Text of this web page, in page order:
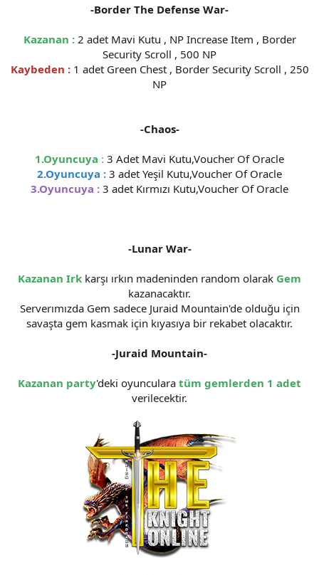
-Border The Defense War-
Kazanan :2 adet Mavi Kutu , NP Increase Item , Border
Security Scroll , 500 NP
Kaybeden :1 adet Green Chest , Border Security Scroll , 250
NP
-Chaos-
1.Oyuncuya : 3 Adet Mavi Kutu,Voucher Of Oracle
2.Oyuncuya : 3 adet Yeşil Kutu,Voucher Of Oracle
3.Oyuncuya : 3 adet Kırmızı Kutu,Voucher Of Oracle
-Lunar War-
Kazanan Irk karşı ırkın madeninden random olarak Gem
kazanacaktır.
Serverımızda Gem sadece Juraid Mountain'de olduğu için
savaşta gem kasmak için kıyasıya bir rekabet olacaktır.
-Juraid Mountain-
Kazanan party'deki oyunculara tüm gemlerden 1 adet
verilecektir.